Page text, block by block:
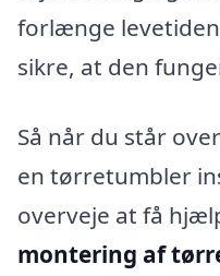
forlænge
sikre, at den
Så når du står
en tørretumbler
overveje at få
montering af